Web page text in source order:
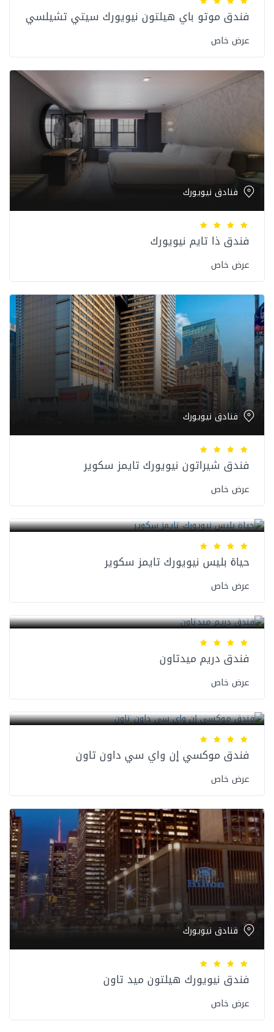
فندق موتو باي هيلتون نيويورك سيتي تشيلسي
عرض خاص
فنادق نيويورك
فندق ذا تايم نيويورك
عرض خاص
فنادق نيويورك
فندق شيراتون نيويورك تايمز سكوير
عرض خاص
حياة بليس نيويورك تايمز سكوير
عرض خاص
فندق دريم ميدتاون
عرض خاص
فندق موكسي إن واي سي داون تاون
عرض خاص
فنادق نيويورك
فندق نيويورك هيلتون ميد تاون
عرض خاص